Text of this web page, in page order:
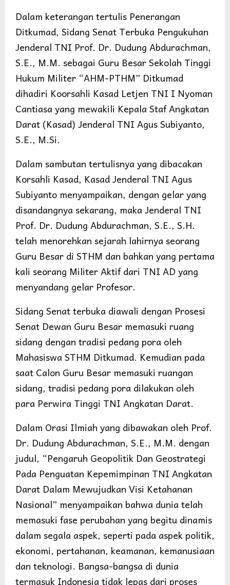
Dalam keterangan tertulis Penerangan
Ditkumad, Sidang Senat Terbuka Pengukuhan
Jenderal TNI Prof. Dr. Dudung Abdurachman,
S.E., M.M. sebagai Guru Besar Sekolah Tinggi
Hukum Militer “AHM-PTHM” Ditkumad
dihadiri Koorsahli Kasad Letjen TNI I Nyoman
Cantiasa yang mewakili Kepala Staf Angkatan
Darat (Kasad) Jenderal TNI Agus Subiyanto,
S.E., M.Si.
Dalam sambutan tertulisnya yang dibacakan
Korsahli Kasad, Kasad Jenderal TNI Agus
Subiyanto menyampaikan, dengan gelar yang
disandangnya sekarang, maka Jenderal TNI
Prof. Dr. Dudung Abdurachman, S.E., S.H.
telah menorehkan sejarah lahirnya seorang
Guru Besar di STHM dan bahkan yang pertama
kali seorang Militer Aktif dari TNI AD yang
menyandang gelar Profesor.
Sidang Senat terbuka diawali dengan Prosesi
Senat Dewan Guru Besar memasuki ruang
sidang dengan tradisi pedang pora oleh
Mahasiswa STHM Ditkumad. Kemudian pada
saat Calon Guru Besar memasuki ruangan
sidang, tradisi pedang pora dilakukan oleh
para Perwira Tinggi TNI Angkatan Darat.
Dalam Orasi Ilmiah yang dibawakan oleh Prof.
Dr. Dudung Abdurachman, S.E., M.M. dengan
judul, “Pengaruh Geopolitik Dan Geostrategi
Pada Penguatan Kepemimpinan TNI Angkatan
Darat Dalam Mewujudkan Visi Ketahanan
Nasional” menyampaikan bahwa dunia telah
memasuki fase perubahan yang begitu dinamis
dalam segala aspek, seperti pada aspek politik,
ekonomi, pertahanan, keamanan, kemanusiaan
dan teknologi. Bangsa-bangsa di dunia
termasuk Indonesia tidak lepas dari proses